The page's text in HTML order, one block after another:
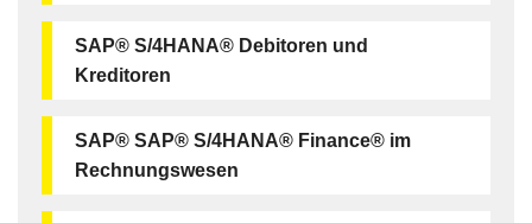
SAP® S/4HANA® Debitoren und
Kreditoren
SAP® SAP® S/4HANA® Finance® im
Rechnungswesen